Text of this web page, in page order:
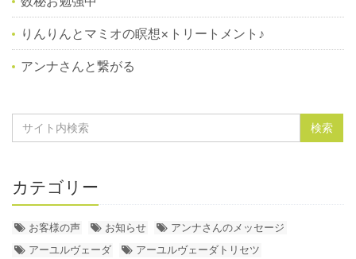
りんりんとマミオの瞑想×トリートメント♪
アンナさんと繋がる
カテゴリー
お客様の声 お知らせ
アンナさんのメッセージ
アーユルヴェーダ
アーユルヴェーダトリセツ